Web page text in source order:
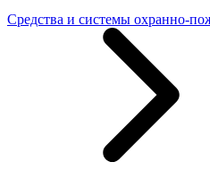
Средства и системы охранно-